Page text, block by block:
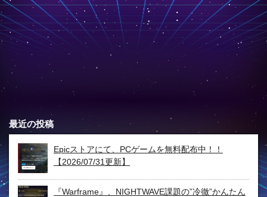
最近の投稿
Epicストアにて、PCゲームを無料配布中！！
【2026/07/31更新】
『Warframe』、NIGHTWAVE課題の”冷徹”かんたん